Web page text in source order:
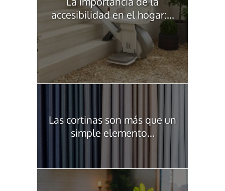
accesibilidad en el hogar:...
Las cortinas son más que un
simple elemento...